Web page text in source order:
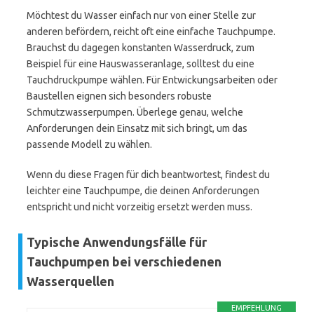
Möchtest du Wasser einfach nur von einer Stelle zur
anderen befördern, reicht oft eine einfache Tauchpumpe.
Brauchst du dagegen konstanten Wasserdruck, zum
Beispiel für eine Hauswasseranlage, solltest du eine
Tauchdruckpumpe wählen. Für Entwickungsarbeiten oder
Baustellen eignen sich besonders robuste
Schmutzwasserpumpen. Überlege genau, welche
Anforderungen dein Einsatz mit sich bringt, um das
passende Modell zu wählen.
Wenn du diese Fragen für dich beantwortest, findest du
leichter eine Tauchpumpe, die deinen Anforderungen
entspricht und nicht vorzeitig ersetzt werden muss.
Typische Anwendungsfälle für
Tauchpumpen bei verschiedenen
Wasserquellen
EMPFEHLUNG